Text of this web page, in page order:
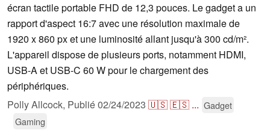
écran tactile portable FHD de 12,3 pouces. Le gadget a un
rapport d'aspect 16:7 avec une résolution maximale de
1920 x 860 px et une luminosité allant jusqu'à 300 cd/m².
L'appareil dispose de plusieurs ports, notamment HDMI,
USB-A et USB-C 60 W pour le chargement des
périphériques.
Polly Allcock, Publié02/24/2023 🇺🇸🇪🇸 ... Gadget
Gaming